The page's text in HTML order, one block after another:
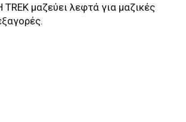
TREK μαζεύει λεφτά για μαζικές